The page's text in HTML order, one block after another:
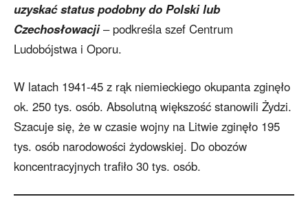
uzyskać status podobny do Polski lub
Czechosłowacji– podkreśla szef Centrum
Ludobójstwa i Oporu.
W latach 1941-45 z rąk niemieckiego okupanta zginęło
ok. 250 tys. osób. Absolutną większość stanowili Żydzi.
Szacuje się, że w czasie wojny na Litwie zginęło 195
tys. osób narodowości żydowskiej. Do obozów
koncentracyjnych trafiło 30 tys. osób.